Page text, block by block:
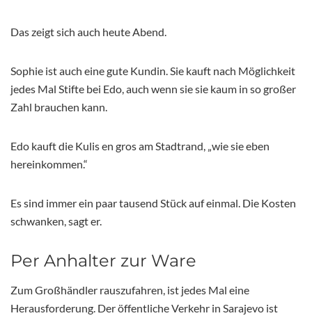
Das zeigt sich auch heute Abend.
Sophie ist auch eine gute Kundin. Sie kauft nach Möglichkeit
jedes Mal Stifte bei Edo, auch wenn sie sie kaum in so großer
Zahl brauchen kann.
Edo kauft die Kulis en gros am Stadtrand, „wie sie eben
hereinkommen.“
Es sind immer ein paar tausend Stück auf einmal. Die Kosten
schwanken, sagt er.
Per Anhalter zur Ware
Zum Großhändler rauszufahren, ist jedes Mal eine
Herausforderung. Der öffentliche Verkehr in Sarajevo ist